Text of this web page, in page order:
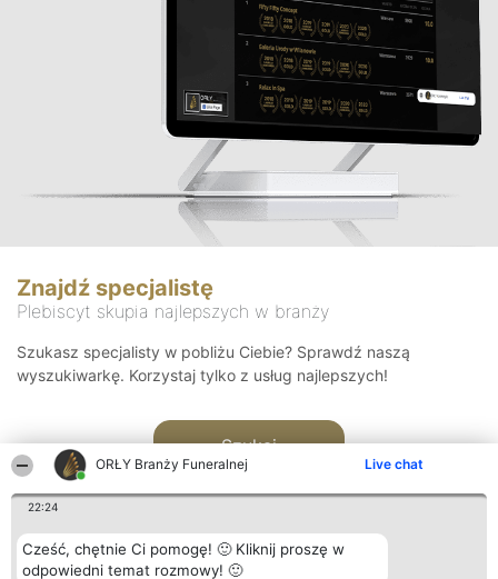
ORŁY Branży Funeralnej Live chat
22:24
Cześć, chętnie Ci pomogę! 🙂 Kliknij proszę w
odpowiedni temat rozmowy! 🙂
Znajdź specjalistę
Plebiscyt skupia najlepszych w branży
Szukasz specjalisty w pobliżu Ciebie? Sprawdź naszą
wyszukiwarkę. Korzystaj tylko z usług najlepszych!
Szukaj